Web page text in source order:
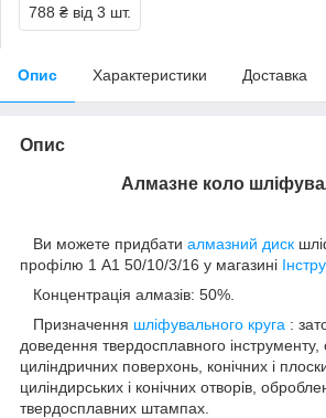
788 ₴ від 3 шт.
Опис Характеристики Доставка
Опис
Алмазне коло
Ви можете придбати алмазний диск
профілю 1 А1 50/10/3/16 у магазині
Концентрація алмазів: 50%.
Призначення шліфувального круга :
доведення твердосплавного
циліндричних поверхонь, конічних і
циліндирських і конічних отворів,
твердосплавних штампах.